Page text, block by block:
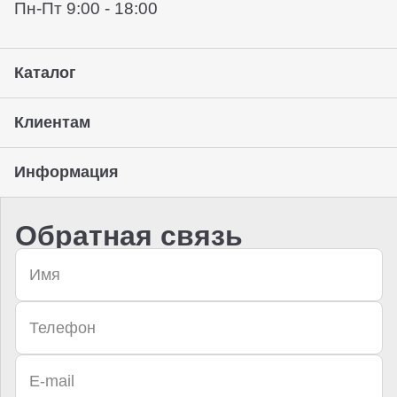
Пн-Пт 9:00 - 18:00
Каталог
Клиентам
Информация
Обратная связь